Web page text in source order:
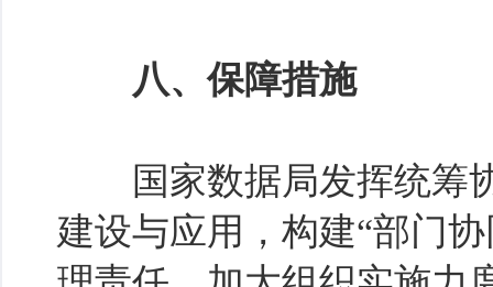
八、保障措施
国家数据局发挥统筹协
建设与应用，构建“部门